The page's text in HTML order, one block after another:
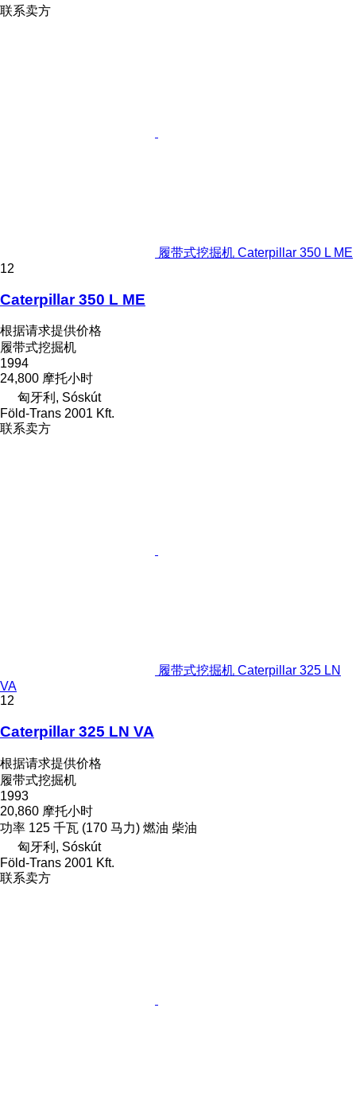
联系卖方
履带式挖掘机 Caterpillar 350 L ME
12
Caterpillar 350 L ME
根据请求提供价格
履带式挖掘机
1994
24,800 摩托小时
匈牙利, Sóskút
Föld-Trans 2001 Kft.
联系卖方
履带式挖掘机 Caterpillar 325 LN
VA
12
Caterpillar 325 LN VA
根据请求提供价格
履带式挖掘机
1993
20,860 摩托小时
功率 125 千瓦 (170 马力) 燃油 柴油
匈牙利, Sóskút
Föld-Trans 2001 Kft.
联系卖方